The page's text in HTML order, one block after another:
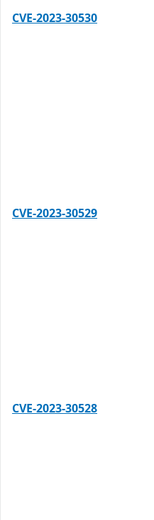
CVE-2023-30530
CVE-2023-30529
CVE-2023-30528